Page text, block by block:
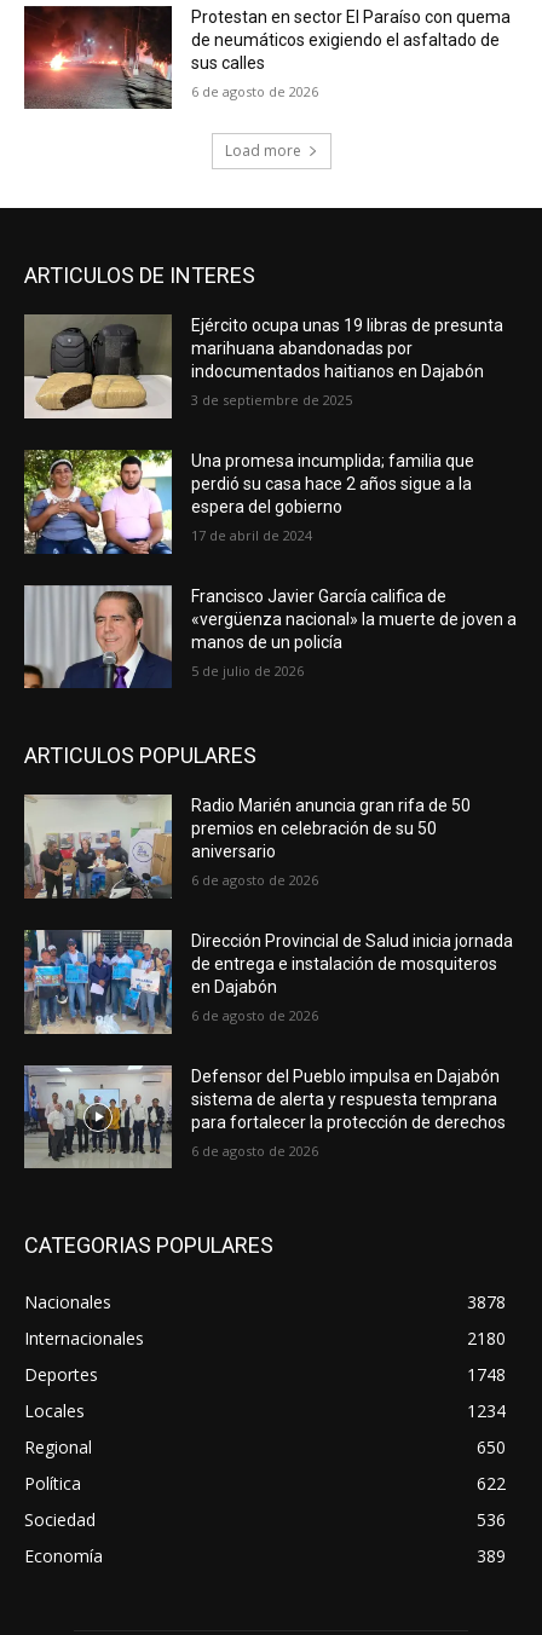
Protestan en sector El Paraíso con quema
de neumáticos exigiendo el asfaltado de
sus calles
6 de agosto de 2026
Load more
ARTICULOS DE INTERES
Ejército ocupa unas 19 libras de presunta
marihuana abandonadas por
indocumentados haitianos en Dajabón
3 de septiembre de 2025
Una promesa incumplida; familia que
perdió su casa hace 2 años sigue a la
espera del gobierno
17 de abril de 2024
Francisco Javier García califica de
«vergüenza nacional» la muerte de joven a
manos de un policía
5 de julio de 2026
ARTICULOS POPULARES
Radio Marién anuncia gran rifa de 50
premios en celebración de su 50
aniversario
6 de agosto de 2026
Dirección Provincial de Salud inicia jornada
de entrega e instalación de mosquiteros
en Dajabón
6 de agosto de 2026
Defensor del Pueblo impulsa en Dajabón
sistema de alerta y respuesta temprana
para fortalecer la protección de derechos
6 de agosto de 2026
CATEGORIAS POPULARES
Nacionales
3878
Internacionales
2180
Deportes
1748
Locales
1234
Regional
650
Política
622
Sociedad
536
Economía
389